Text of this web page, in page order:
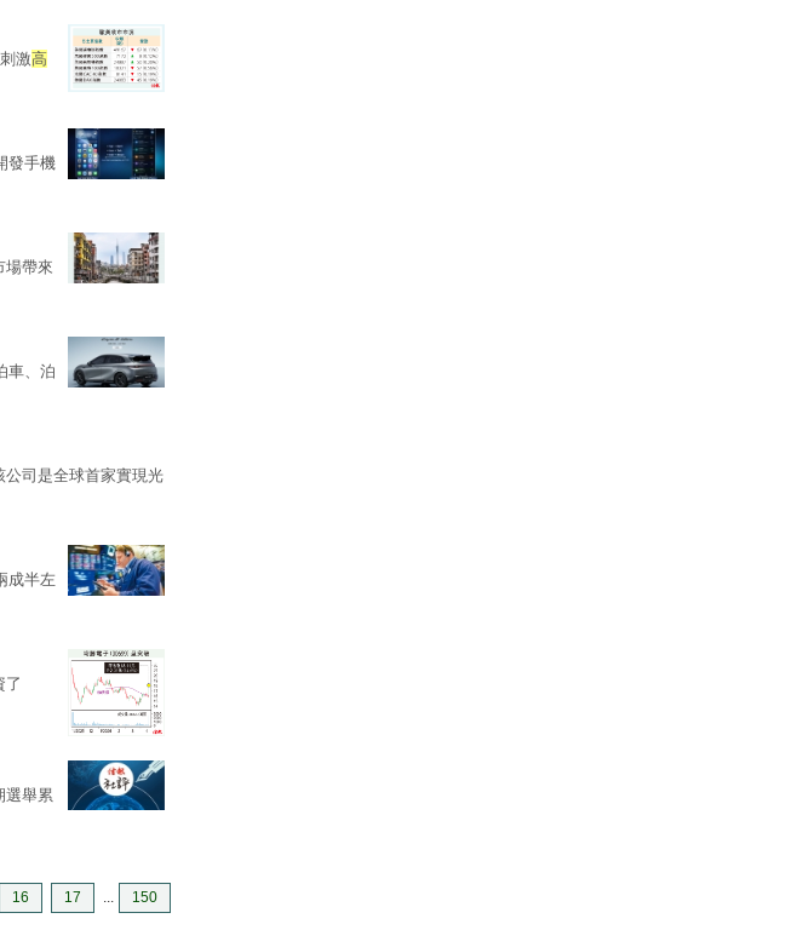
激高
發手機
場帶來
車、泊
司是全球首家實現光
成半左
了
選舉累
16 17 150